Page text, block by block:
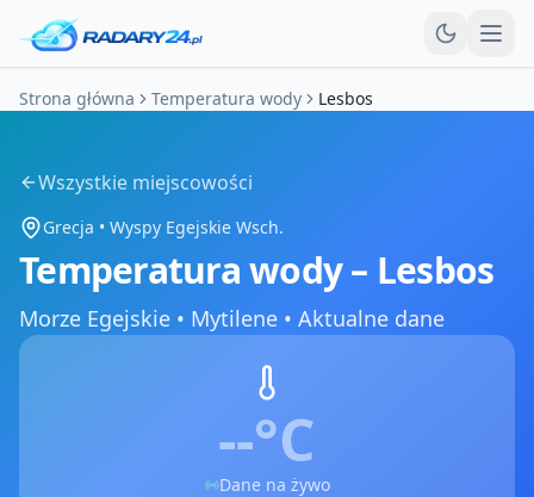
Strona główna Temperatura wody Lesbos
Wszystkie miejscowości
Grecja • Wyspy Egejskie Wsch.
Temperatura wody – Lesbos
Morze Egejskie • Mytilene • Aktualne dane
--°C
Dane na żywo